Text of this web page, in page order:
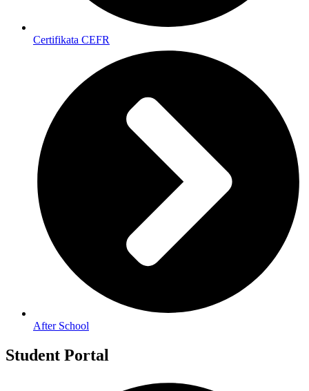
Certifikata CEFR
After School
Student Portal